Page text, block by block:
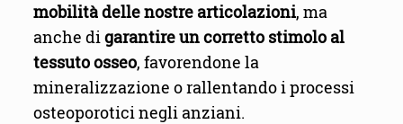
mobilità delle nostre articolazioni, ma
anche digarantire un corretto stimolo al
tessuto osseo, favorendone la
mineralizzazione o rallentando i processi
osteoporotici negli anziani.